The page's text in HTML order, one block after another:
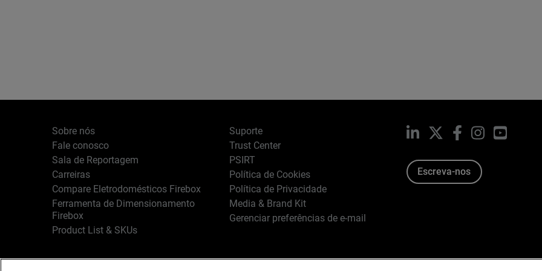
Sobre nós
Fale conosco
Sala de Reportagem
Carreiras
Compare Eletrodomésticos Firebox
Ferramenta de Dimensionamento
Firebox
Product List & SKUs
Suporte
Trust Center
PSIRT
Política de Cookies
Política de Privacidade
Media & Brand Kit
Gerenciar preferências de e-mail
LinkedIn Facebook
Instagram
Escreva-nos